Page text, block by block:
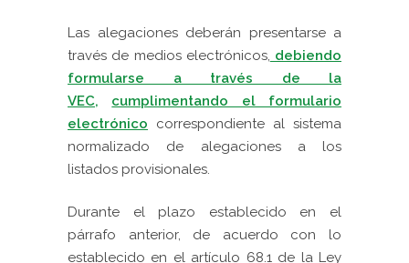
Las alegaciones deberán presentarse a
través de medios electrónicos, debiendo
formularse a través de la
VEC,
cumplimentando el formulario
electrónico correspondiente al sistema
normalizado de alegaciones a los
listados provisionales.
Durante el plazo establecido en el
párrafo anterior, de acuerdo con lo
establecido en el artículo 68.1 de la Ley